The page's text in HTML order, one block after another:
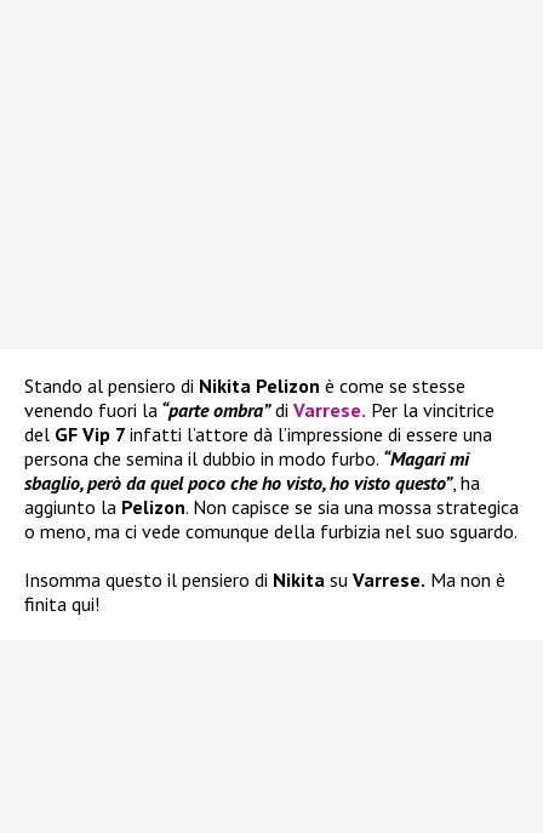
Stando al pensiero di Nikita Pelizon è come se stesse
venendo fuori la “parte ombra”di Varrese. Per la vincitrice
del GF Vip 7 infatti l’attore dà l’impressione di essere una
persona che semina il dubbio in modo furbo. “Magari mi
sbaglio, però da quel poco che ho visto, ho visto questo”, ha
aggiunto la Pelizon. Non capisce se sia una mossa strategica
o meno, ma ci vede comunque della furbizia nel suo sguardo.
Insomma questo il pensiero di Nikita su Varrese. Ma non è
finita qui!